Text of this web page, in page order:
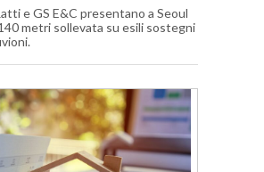
e GS E&C presentano a Seoul
metri sollevata su esili sostegni